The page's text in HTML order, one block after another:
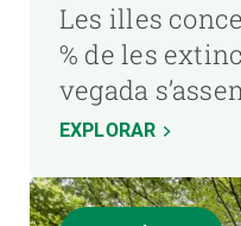
Les illes
% de les
vegada
EXPLORAR